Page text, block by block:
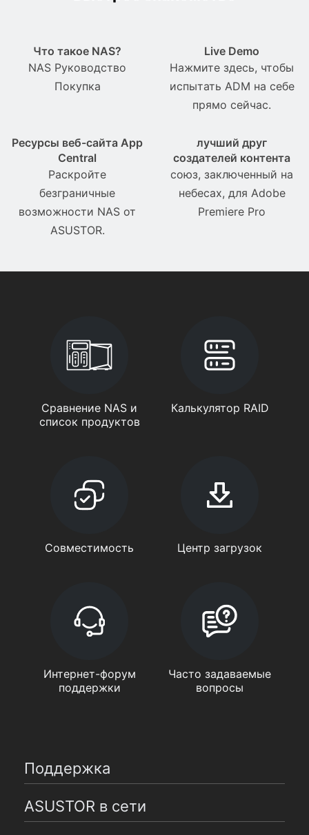
Что такое NAS?
NAS Pуководство
Покупка
Live Demo
Нажмите здесь, чтобы
испытать ADM на себе
прямо сейчас.
Ресурсы веб-сайта App
Central
Раскройте
безграничные
возможности NAS от
ASUSTOR.
лучший друг
создателей контента
союз, заключенный на
небесах, для Adobe
Premiere Pro
Сравнение NAS и
список продуктов
Калькулятор RAID
Совместимость Центр загрузок
Интернет-форум
поддержки
Часто задаваемые
вопросы
Поддержка
ASUSTOR в сети